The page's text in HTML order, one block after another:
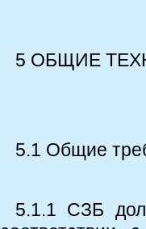
5 ОБЩИЕ
5.1 Общие
5.1.1 СЗБ